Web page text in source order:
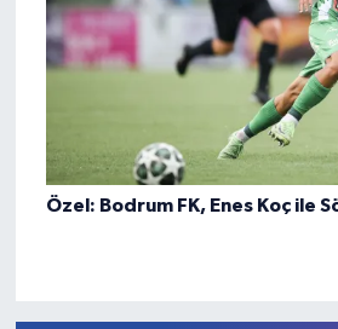
Özel: Bodrum FK, Enes Koç ile